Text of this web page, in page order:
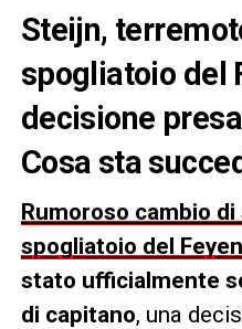
Steijn,
spogliatoio del
decisione
Cosa sta
Rumoroso cambio
spogliatoio del
stato ufficialmente
di capitano, una